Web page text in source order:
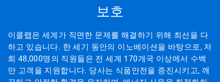
보호
이콜랩은 세계가 직면한 문제를 해결하기 위해 최선을 다
하고 있습니다. 한 세기 동안의 이노베이션을 바탕으로, 저
희 48,000명의 직원들은 전 세계 170개국 이상에서 수백
만 고객을 지원합니다. 당사는 식품안전을 증진시키고, 깨